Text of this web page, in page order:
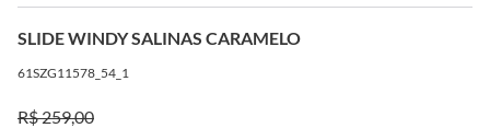
SLIDE WINDY SALINAS CARAMELO
61SZG11578_54_1
R$ 259,00